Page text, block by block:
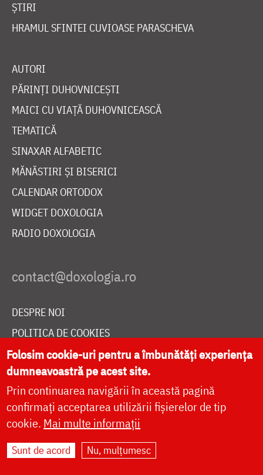
ȘTIRI
HRAMUL SFINTEI CUVIOASE PARASCHEVA
AUTORI
PĂRINȚI DUHOVNICEȘTI
MAICI CU VIAȚĂ DUHOVNICEASCĂ
TEMATICĂ
SINAXAR ALFABETIC
MĂNĂSTIRI ȘI BISERICI
CALENDAR ORTODOX
WIDGET DOXOLOGIA
RADIO DOXOLOGIA
DESPRE NOI
POLITICA DE COOKIES
DONEAZĂ ONLINE PENTRU CATEDRALA NAȚIONALĂ
LIVE
Site dezvoltat deDOXOLOGIA MEDIA
Folosim cookie-uri pentru a îmbunătăți experiența
dumneavoastră pe acest site.
Prin continuarea navigării în această pagină
confirmați acceptarea utilizării fișierelor de tip
cookie. Mai multe informații
Sunt de acord Nu, mulțumesc